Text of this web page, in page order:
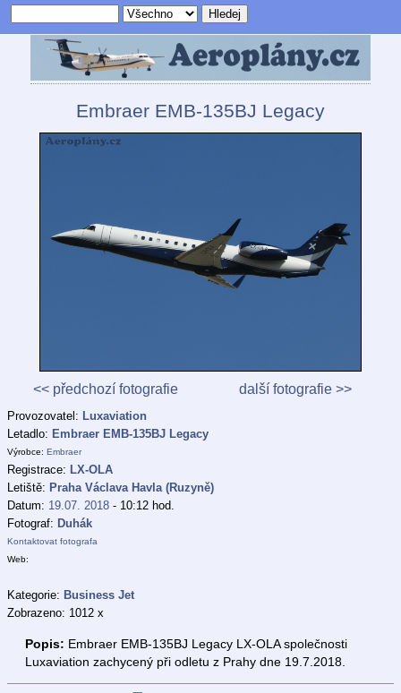
Embraer EMB-135BJ Legacy
<< předchozí fotografie další fotografie >>
Provozovatel: Luxaviation
Letadlo: Embraer EMB-135BJ Legacy
Výrobce: Embraer
Registrace: LX-OLA
Letiště: Praha Václava Havla (Ruzyně)
Datum: 19.07. 2018 - 10:12 hod.
Fotograf: Duhák
Kontaktovat fotografa
Web:
Kategorie: Business Jet
Zobrazeno: 1012 x
Popis: Embraer EMB-135BJ Legacy LX-OLA společnosti
Luxaviation zachycený při odletu z Prahy dne 19.7.2018.